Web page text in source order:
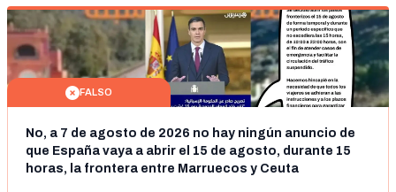
FALSO
No, a 7 de agosto de 2026 no hay ningún anuncio de
que España vaya a abrir el 15 de agosto, durante 15
horas, la frontera entre Marruecos y Ceuta